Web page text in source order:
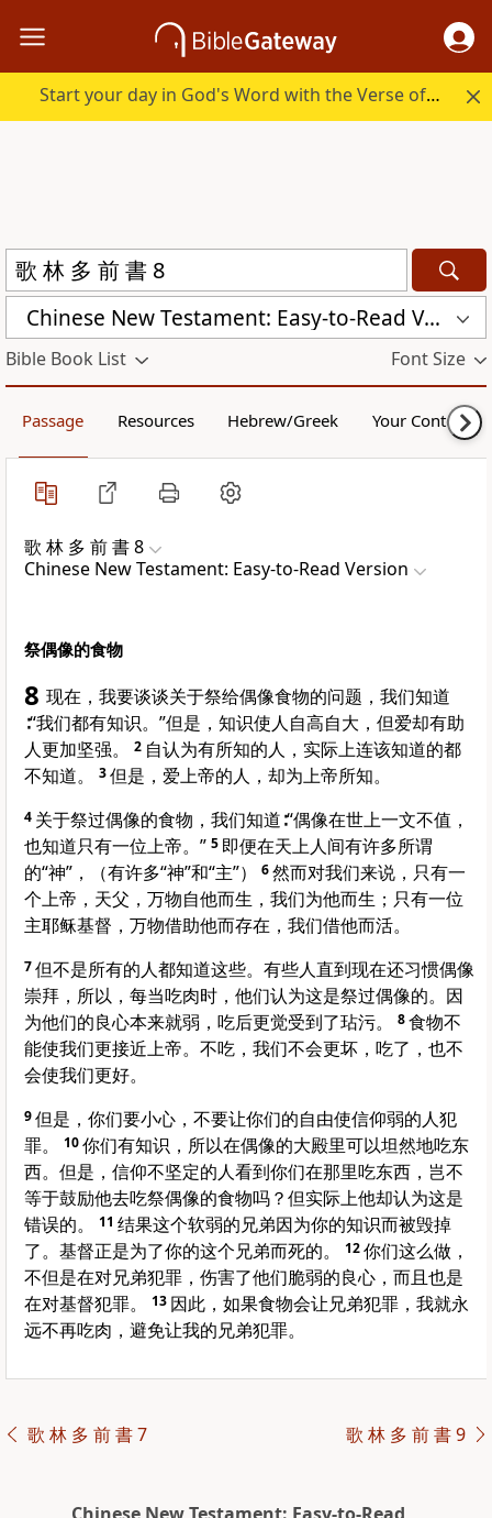
Start your day in God's Word with the Verse of the Day.
Chinese New Testament: Easy-to-Read Version (ERV-ZH)
Bible Book List Font Size
Passage Resources Hebrew/Greek Your Content
歌 林 多 前 書 8
Chinese New Testament: Easy-to-Read Version
祭偶像的食物
8 现在，我要谈谈关于祭给偶像食物的问题，我们知道
∶“我们都有知识。”但是，知识使人自高自大，但爱却有助
人更加坚强。
2 自认为有所知的人，实际上连该知道的都
不知道。
3但是，爱上帝的人，却为上帝所知。
4 关于祭过偶像的食物，我们知道∶“偶像在世上一文不值，
也知道只有一位上帝。” 5 即便在天上人间有许多所谓
的“神”，（有许多“神”和“主”）
6然而对我们来说，只有一
个上帝，天父，万物自他而生，我们为他而生；只有一位
主耶稣基督，万物借助他而存在，我们借他而活。
7但不是所有的人都知道这些。有些人直到现在还习惯偶像
崇拜，所以，每当吃肉时，他们认为这是祭过偶像的。因
为他们的良心本来就弱，吃后更觉受到了玷污。
8食物不
能使我们更接近上帝。不吃，我们不会更坏，吃了，也不
会使我们更好。
9但是，你们要小心，不要让你们的自由使信仰弱的人犯
罪。
10你们有知识，所以在偶像的大殿里可以坦然地吃东
西。但是，信仰不坚定的人看到你们在那里吃东西，岂不
等于鼓励他去吃祭偶像的食物吗？但实际上他却认为这是
错误的。
11 结果这个软弱的兄弟因为你的知识而被毁掉
了。基督正是为了你的这个兄弟而死的。
12你们这么做，
不但是在对兄弟犯罪，伤害了他们脆弱的良心，而且也是
在对基督犯罪。
13 因此，如果食物会让兄弟犯罪，我就永
远不再吃肉，避免让我的兄弟犯罪。
歌 林 多 前 書 7 歌 林 多 前 書 9